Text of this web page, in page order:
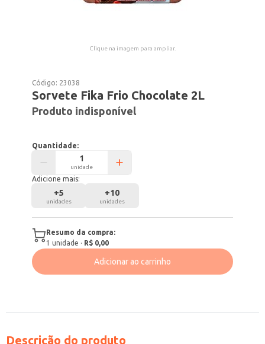
Clique na imagem para ampliar.
Código: 23038
Sorvete Fika Frio Chocolate 2L
Produto indisponível
Quantidade:
unidade
Adicione mais:
+5
unidades
+10
unidades
Resumo da compra:
1 unidade · R$ 0,00
Adicionar ao carrinho
Descrição do produto